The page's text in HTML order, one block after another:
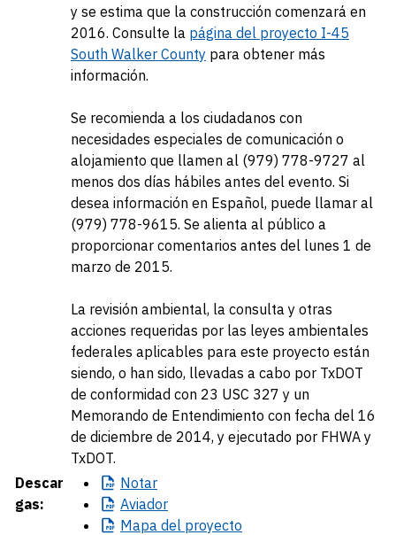
y se estima que la construcción comenzará en
2016. Consulte la página del proyecto I-45
South Walker County para obtener más
información.
Se recomienda a los ciudadanos con
necesidades especiales de comunicación o
alojamiento que llamen al (979) 778-9727 al
menos dos días hábiles antes del evento. Si
desea información en Español, puede llamar al
(979) 778-9615. Se alienta al público a
proporcionar comentarios antes del lunes 1 de
marzo de 2015.
La revisión ambiental, la consulta y otras
acciones requeridas por las leyes ambientales
federales aplicables para este proyecto están
siendo, o han sido, llevadas a cabo por TxDOT
de conformidad con 23 USC 327 y un
Memorando de Entendimiento con fecha del 16
de diciembre de 2014, y ejecutado por FHWA y
TxDOT.
Descar
gas:
Notar
Aviador
Mapa del proyecto